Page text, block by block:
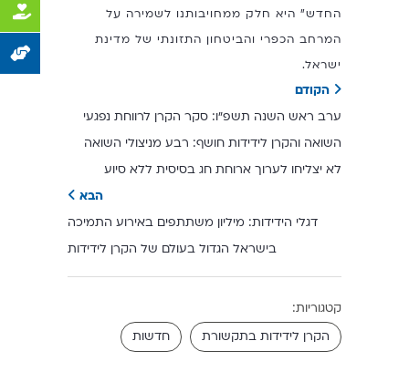
החדש" היא חלק ממחויבותנו לשמירה על
המרחב הכפרי והביטחון התזונתי של מדינת
ישראל.
הקודם
ערב ראש השנה תשפ"ו: סקר הקרן לרווחת נפגעי
השואה והקרן לידידות חושף: רבע מניצולי השואה
לא יצליחו לערוך ארוחת חג בסיסית ללא סיוע
הבא
דגלי הידידות: מיליון משתתפים באירוע התמיכה
בישראל הגדול בעולם של הקרן לידידות
קטגוריות:
הקרן לידידות בתקשורת
חדשות